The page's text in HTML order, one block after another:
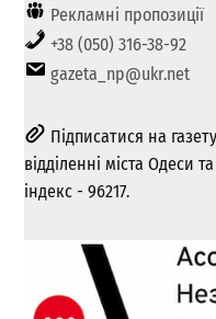
Рекламні пропозиції
+38 (050) 316-38-92
gazeta_np@ukr.net
Підписатися на
відділенні міста Одеси
індекс - 96217.